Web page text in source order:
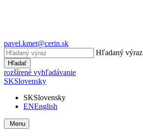
pavel.kmet@cerin.sk
Hľadaný výraz
Hľadať
rozšírené vyhľadávanie
SKSlovensky
SKSlovensky
ENEnglish
Menu